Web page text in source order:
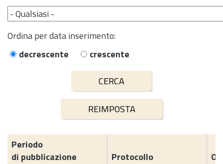
Ordina per data inserimento:
decrescente
crescente
Periodo
di pubblicazione
Protocollo